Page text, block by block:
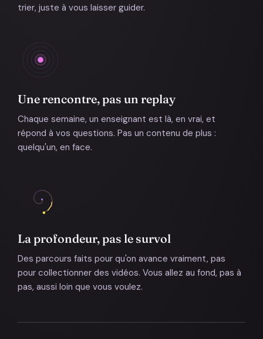
trier, juste à vous laisser guider.
Une rencontre, pas un replay
Chaque semaine, un enseignant est là, en vrai, et
répond à vos questions. Pas un contenu de plus :
quelqu'un, en face.
La profondeur, pas le survol
Des parcours faits pour qu'on avance vraiment, pas
pour collectionner des vidéos. Vous allez au fond, pas à
pas, aussi loin que vous voulez.